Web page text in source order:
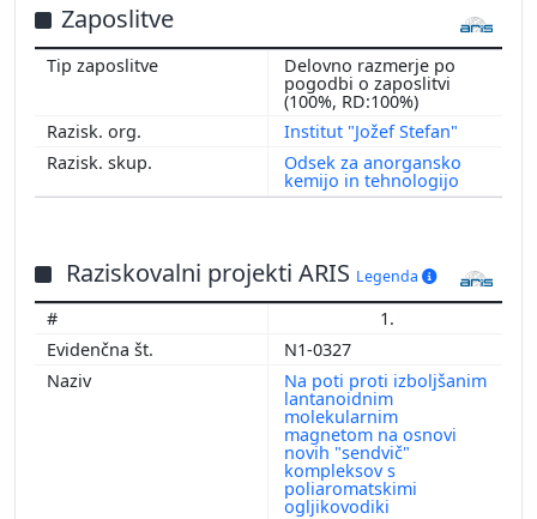
Zaposlitve
Delovno razmerje po
pogodbi o zaposlitvi
(100%, RD:100%)
Institut "Jožef Stefan"
Odsek za anorgansko
kemijo in tehnologijo
Raziskovalni projekti ARIS Legenda
1.
N1-0327
Na poti proti izboljšanim
lantanoidnim
molekularnim
magnetom na osnovi
novih "sendvič"
kompleksov s
poliaromatskimi
ogljikovodiki